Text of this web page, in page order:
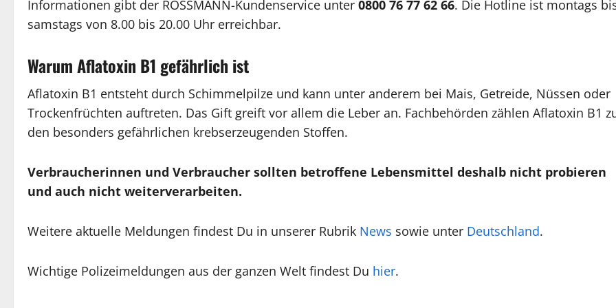
Informationen gibt der ROSSMANN-Kundenservice unter 0800 76 77 62 66. Die Hotline ist montags
samstags von 8.00 bis 20.00 Uhr erreichbar.
Warum Aflatoxin B1 gefährlich ist
Aflatoxin B1 entsteht durch Schimmelpilze und kann unter anderem bei Mais, Getreide, Nüssen oder
Trockenfrüchten auftreten. Das Gift greift vor allem die Leber an. Fachbehörden zählen Aflatoxin B1
den besonders gefährlichen krebserzeugenden Stoffen.
Verbraucherinnen und Verbraucher sollten betroffene Lebensmittel deshalb nicht probieren
und auch nicht weiterverarbeiten.
Weitere aktuelle Meldungen findest Du in unserer Rubrik News sowie unter Deutschland.
Wichtige Polizeimeldungen aus der ganzen Welt findest Du hier.